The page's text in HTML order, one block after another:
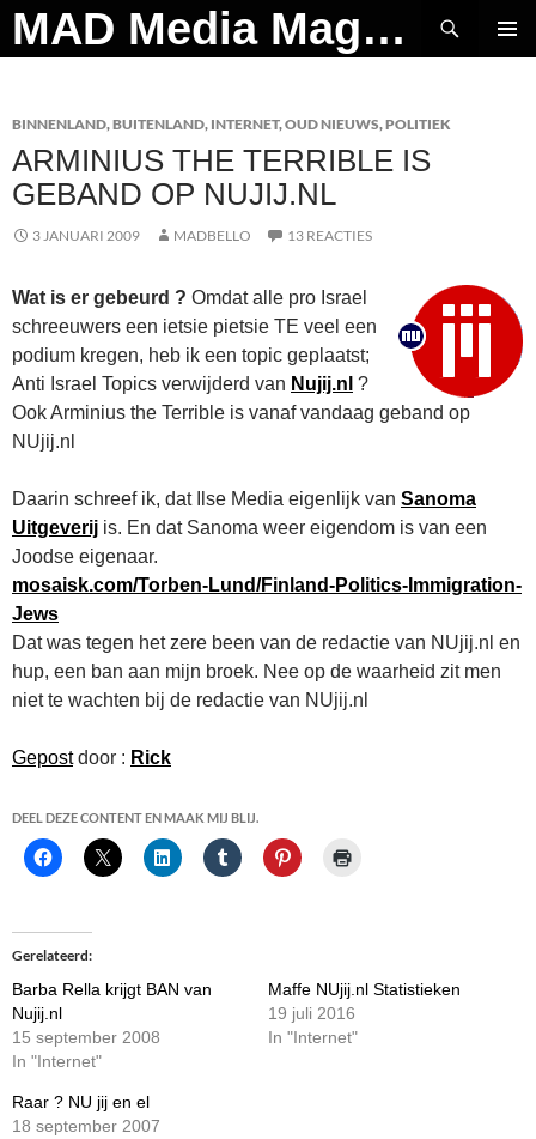
Ga
naar
MAD Media Magazine
Zoeken
BINNENLAND,BUITENLAND, INTERNET,OUD NIEUWS,POLITIEK
ARMINIUS THE TERRIBLE IS
GEBAND OP NUJIJ.NL
3 JANUARI 2009 MADBELLO 13 REACTIES
Wat is er gebeurd ? Omdat alle pro Israel
schreeuwers een ietsie pietsie TE veel een
podium kregen, heb ik een topic geplaatst;
Anti Israel Topics verwijderd van Nujij.nl ?
Ook Arminius the Terrible is vanaf vandaag geband op
NUjij.nl
Daarin schreef ik, dat Ilse Media eigenlijk van Sanoma
Uitgeverij is. En dat Sanoma weer eigendom is van een
Joodse eigenaar.
mosaisk.com/Torben-Lund/Finland-Politics-Immigration-
Jews
Dat was tegen het zere been van de redactie van NUjij.nl en
hup, een ban aan mijn broek. Nee op de waarheid zit men
niet te wachten bij de redactie van NUjij.nl
Gepostdoor : Rick
DEEL DEZE CONTENT EN MAAK MIJ BLIJ.
Gerelateerd
Barba Rella krijgt BAN van
Nujij.nl
15 september 2008
In "Internet"
Maffe NUjij.nl Statistieken
19 juli 2016
In "Internet"
Raar ? NU jij en el
18 september 2007